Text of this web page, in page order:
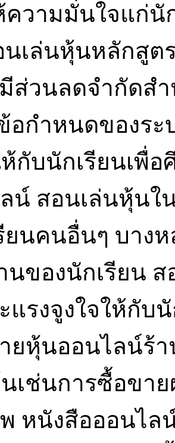
ความมั่นใจแก่นั
เล่นหุ้นหลักสูต
ส่วนลดจำกัดส
อกำหนดของระ
กับนักเรียนเพื่
น์ สอนเล่นหุ้นใ
ยนคนอื่นๆ บาง
นของนักเรียน
แรงจูงใจให้กับ
ยหุ้นออนไลน์ร้
เช่นการซื้อขา
หนังสือออนไล